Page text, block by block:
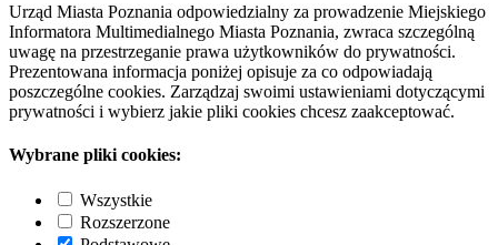
Urząd Miasta Poznania odpowiedzialny za prowadzenie Miejskiego
Informatora Multimedialnego Miasta Poznania, zwraca szczególną
uwagę na przestrzeganie prawa użytkowników do prywatności.
Prezentowana informacja poniżej opisuje za co odpowiadają
poszczególne cookies. Zarządzaj swoimi ustawieniami dotyczącymi
prywatności i wybierz jakie pliki cookies chcesz zaakceptować.
Wybrane pliki cookies:
Wszystkie
Rozszerzone